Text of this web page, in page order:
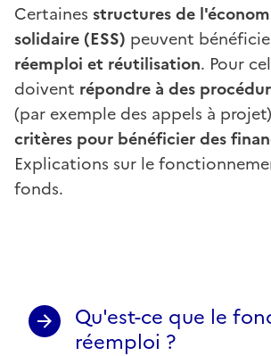
Certaines structures de
solidaire (ESS) peuvent
réemploi et réutilisation. Pour
doivent répondre à des
(par exemple des appels à
critères pour bénéficier des
Explications sur le
fonds.
Qu'est-ce que le
réemploi ?